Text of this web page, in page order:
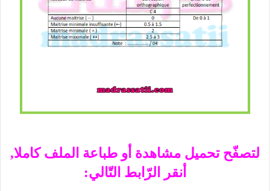
لتصفّح تحميل مشاهدة أو طباعة الملف كاملا,
أنقر الرّابط التّالي: